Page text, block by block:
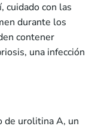
cuidado con las
durante los
contener
una infección
de urolitina A, un